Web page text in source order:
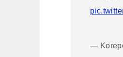
—